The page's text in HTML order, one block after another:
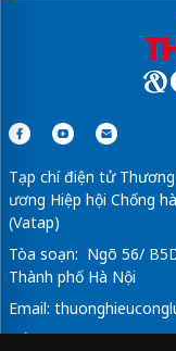
Tạp chí điện tử
ương Hiệp hội Chống
(Vatap)
Tòa soạn: Ngõ 56/
Thành phố Hà Nội
Email:
Tổng Biên Tập: Vũ